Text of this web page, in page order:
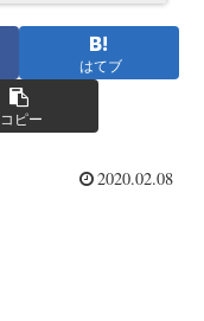
はてブ
コピー
2020.02.08